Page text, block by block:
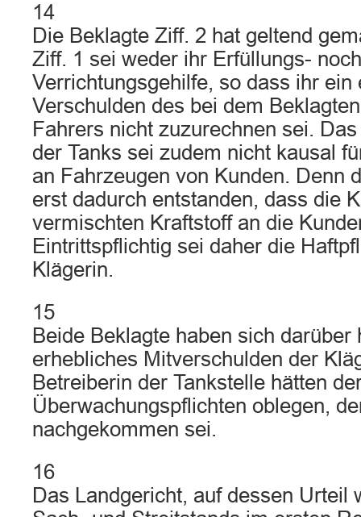
14
Die Beklagte Ziff. 2 hat geltend
Ziff. 1 sei weder ihr Erfüllungs-
Verrichtungsgehilfe, so dass ihr ein
Verschulden des bei dem
Fahrers nicht zuzurechnen sei.
der Tanks sei zudem nicht kausal
an Fahrzeugen von Kunden. Denn
erst dadurch entstanden, dass die
vermischten Kraftstoff an die
Eintrittspflichtig sei daher die
Klägerin.
15
Beide Beklagte haben sich darüber
erhebliches Mitverschulden der
Betreiberin der Tankstelle hätten
Überwachungspflichten oblegen,
nachgekommen sei.
16
Das Landgericht, auf dessen Urteil